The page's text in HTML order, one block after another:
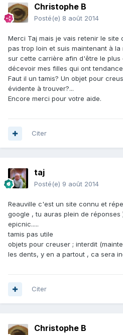
Christophe B
Posté(e) 8 août 2014
Merci Taj mais je vais retenir le site
pas trop loin et suis maintenant à
sur cette carrière afin d'être le
décevoir mes filles qui ont
Faut il un tamis? Un objet pour
évidente à trouver?...
Encore merci pour votre aide.
Citer
taj
Posté(e) 9 août 2014
Reauville c'est un site connu et
google , tu auras plein de
epicnic.....
tamis pas utile
objets pour creuser ; interdit
les dents, y en a partout , ca sera
Citer
Christophe B